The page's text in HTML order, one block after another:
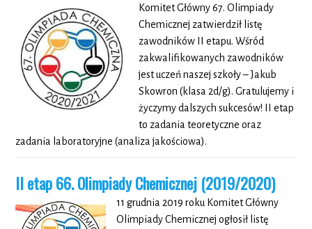
Komitet Główny 67. Olimpiady
Chemicznej zatwierdził listę
zawodników II etapu. Wśród
zakwalifikowanych zawodników
jest uczeń naszej szkoły – Jakub
Skowron (klasa 2d/g). Gratulujemy i
życzymy dalszych sukcesów! II etap
to zadania teoretyczne oraz
zadania laboratoryjne (analiza jakościowa).
II etap 66. Olimpiady Chemicznej (2019/2020)
11 grudnia 2019 roku Komitet Główny
Olimpiady Chemicznej ogłosił listę